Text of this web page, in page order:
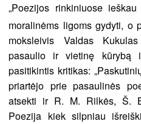
„Poezijos rinkiniuose
moralinėms ligoms gydyti, o
moksleivis Valdas
pasaulio ir vietinę kūrybą
pasitikintis kritikas:
priartėjo prie pasaulinės
atsekti ir R. M. Rilkės, Š.
Poezija kiek silpniau